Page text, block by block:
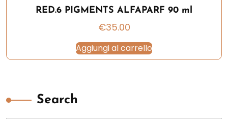
RED.6 PIGMENTS ALFAPARF 90 ml
€35.00
Aggiungi al carrello
Search